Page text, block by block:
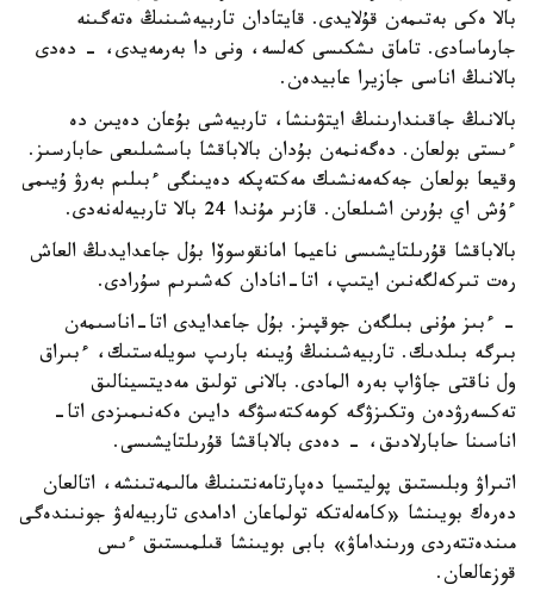
بالا ەكى بەتىمەن قۇلايدى. قايتادان تاربيەشىنىڭ ەتەگىنە
جارماسادى. تاماق ىشكىسى كەلسە، ونى دا بەرمەيدى، - دەدى
بالانىڭ اناسى جازيرا عابيدەن.
بالانىڭ جاقىندارىنىڭ ايتۋىنشا، تاربيەشى بۇعان دەيىن دە
ءىستى بولعان. دەگەنمەن بۇدان بالاباقشا باسشىلىعى حابارسىز.
وقيعا بولعان جەكەمەنشىك مەكتەپكە دەيىنگى ءبىلىم بەرۋ ۇيىمى
ءۇش اي بۇرىن اشىلعان. قازىر مۇندا 24 بالا تاربيەلەنەدى.
بالاباقشا قۇرىلتايشىسى ناعيما امانقوسوۆا بۇل جاعدايدىڭ العاش
رەت تىركەلگەنىن ايتىپ، اتا-انادان كەشىرىم سۇرادى.
- ءبىز مۇنى بىلگەن جوقپىز. بۇل جاعدايدى اتا-اناسىمەن
بىرگە بىلدىك. تاربيەشىنىڭ ۇيىنە بارىپ سويلەستىك، ءبىراق
ول ناقتى جاۋاپ بەرە المادى. بالانى تولىق مەديتسينالىق
تەكسەرۋدەن وتكىزۋگە كومەكتەسۋگە دايىن ەكەنىمىزدى اتا-
اناسىنا حابارلادىق، - دەدى بالاباقشا قۇرىلتايشىسى.
اتىراۋ وبلىستىق پوليتسيا دەپارتامەنتىنىڭ مالىمەتىنشە، اتالعان
دەرەك بويىنشا «كامەلەتكە تولماعان ادامدى تاربيەلەۋ جونىندەگى
مىندەتتەردى ورىنداماۋ» بابى بويىنشا قىلمىستىق ءىس
قوزعالعان.